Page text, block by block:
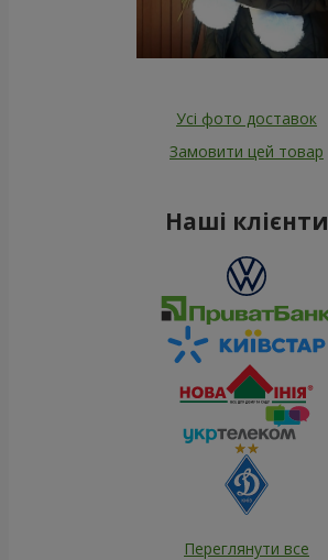
Усі фото доставок
Замовити цей товар
Наші клієнти
Переглянути все